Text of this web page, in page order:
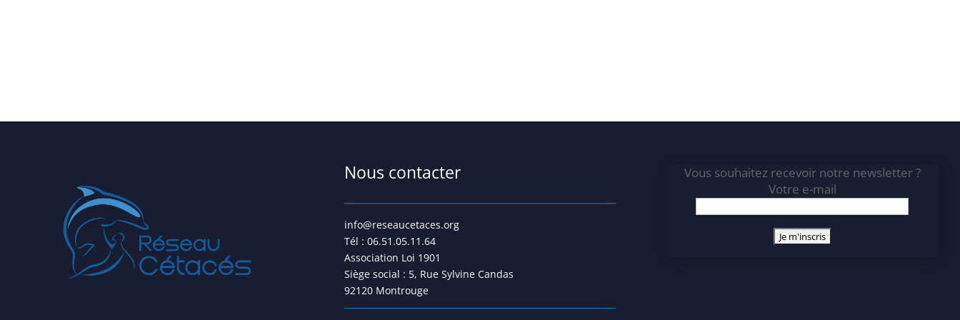
Nous contacter
info@reseaucetaces.org
Tél : 06.51.05.11.64
Association Loi 1901
Siège social : 5, Rue Sylvine Candas
92120 Montrouge
Vous souhaitez recevoir notre newsletter ?
Votre e-mail